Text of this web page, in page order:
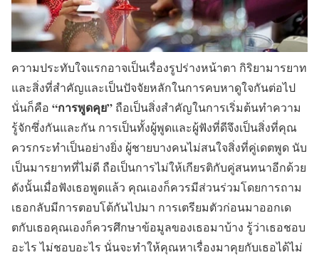
ความประทับใจแรกอาจเป็นเรื่องรูปร่างหน้าตา กิริยามารยาท
และสิ่งที่สำคัญและเป็นปัจจัยหลักในการคบหาดูใจกันต่อไป
นั่นก็คือ “การพูดคุย” ถือเป็นสิ่งสำคัญในการเริ่มต้นทำความ
รู้จักซึ่งกันและกัน การเป็นทั้งผู้พูดและผู้ฟังที่ดีจึงเป็นสิ่งที่คุณ
ควรกระทำเป็นอย่างยิ่ง ผู้ชายบางคนไม่สนใจสิ่งที่คู่เดตพูด นับ
เป็นมารยาทที่ไม่ดี ถือเป็นการไม่ให้เกียรติกับคู่สนทนาอีกด้วย
ดังนั้นเมื่อฟังเธอพูดแล้ว คุณเองก็ควรมีส่วนร่วมโดยการถาม
เธอกลับมีการตอบโต้กันไปมา การเตรียมตัวก่อนมาออกเด
ตกับเธอคุณเองก็ควรศึกษาข้อมูลของเธอมาบ้าง รู้ว่าเธอชอบ
อะไร ไม่ชอบอะไร นั่นจะทำให้คุณหาเรื่องมาคุยกับเธอได้ไม่